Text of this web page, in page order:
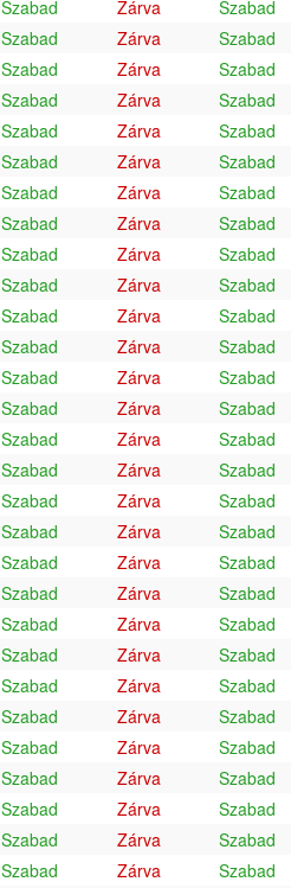
Szabad Zárva
Szabad
Szabad Zárva
Szabad
Szabad Zárva
Szabad
Szabad Zárva
Szabad
Szabad Zárva
Szabad
Szabad Zárva
Szabad
Szabad Zárva
Szabad
Szabad Zárva
Szabad
Szabad Zárva
Szabad
Szabad Zárva
Szabad
Szabad Zárva
Szabad
Szabad Zárva
Szabad
Szabad Zárva
Szabad
Szabad Zárva
Szabad
Szabad Zárva
Szabad
Szabad Zárva
Szabad
Szabad Zárva
Szabad
Szabad Zárva
Szabad
Szabad Zárva
Szabad
Szabad Zárva
Szabad
Szabad Zárva
Szabad
Szabad Zárva
Szabad
Szabad Zárva
Szabad
Szabad Zárva
Szabad
Szabad Zárva
Szabad
Szabad Zárva
Szabad
Szabad Zárva
Szabad
Szabad Zárva
Szabad
Szabad Zárva Szabad